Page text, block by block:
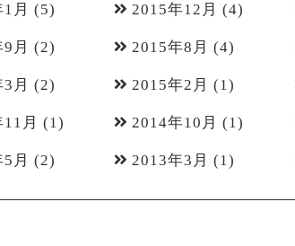
月 (5) 2015年12月 (4)
月 (2) 2015年8月 (4)
月 (2) 2015年2月 (1)
月 (1) 2014年10月 (1)
月 (2) 2013年3月 (1)